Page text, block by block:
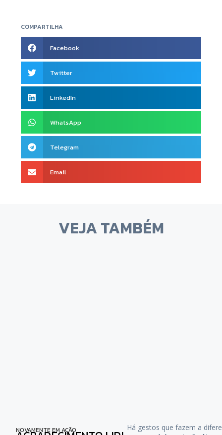
COMPARTILHA
Facebook
Twitter
LinkedIn
WhatsApp
Telegram
Email
VEJA TAMBÉM
NOVAMENTE EM AÇÃO
Há gestos que fazem a